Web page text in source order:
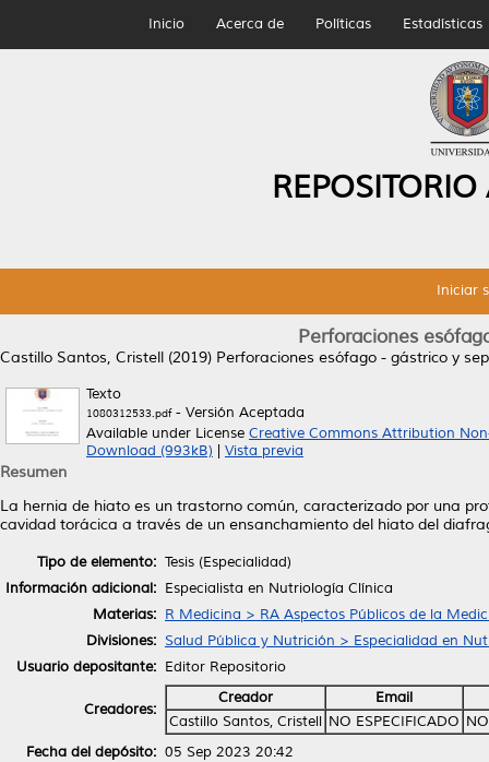
Inicio Acerca de Políticas Estadísticas
Iniciar
Perforaciones
Castillo Santos, Cristell (2019) Perforaciones esófago - gástrico y
Texto
1080312533.pdf- Versión Aceptada
Available under License Creative Commons Attribution
Download (993kB)
Vista previa
Resumen
La hernia de hiato es un trastorno común, caracterizado por una
cavidad torácica a través de un ensanchamiento del hiato del
Tipo de elemento: Tesis (Especialidad)
Información adicional: Especialista en Nutriología Clínica
Materias: R Medicina > RA Aspectos Públicos de la
Divisiones: Salud Pública y Nutrición > Especialidad en
Usuario depositante: Editor Repositorio
Creadores:
Creador
Email
Castillo Santos, Cristell NO ESPECIFICADO
Fecha del depósito: 05 Sep 2023 20:42